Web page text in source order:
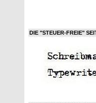
DIE "STEUER-FREIE"